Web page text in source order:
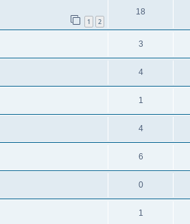
1 2
18
3
4
1
4
6
0
1